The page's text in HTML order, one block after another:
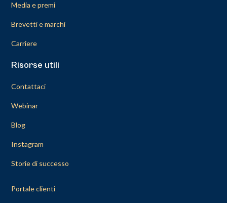
Media e premi
Brevetti e marchi
Carriere
Risorse utili
Contattaci
Webinar
Blog
Instagram
Storie di successo
Portale clienti